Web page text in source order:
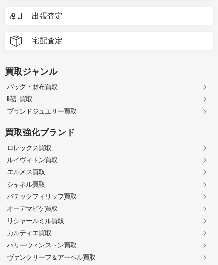
出張査定
宅配査定
買取ジャンル
バッグ・財布買取
時計買取
ブランドジュエリー買取
買取強化ブランド
ロレックス買取
ルイヴィトン買取
エルメス買取
シャネル買取
パテックフィリップ買取
オーデマピゲ買取
リシャールミル買取
カルティエ買取
ハリーウィンストン買取
ヴァンクリーフ＆アーペル買取